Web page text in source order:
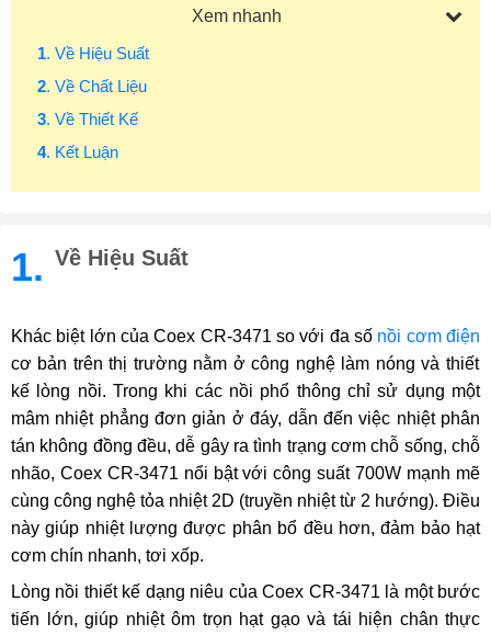
Xem nhanh
1. Về Hiệu Suất
2. Về Chất Liệu
3. Về Thiết Kế
4. Kết Luận
1. Về Hiệu Suất
Khác biệt lớn của Coex CR-3471 so với đa số nồi cơm điện
cơ bản trên thị trường nằm ở công nghệ làm nóng và thiết
kế lòng nồi. Trong khi các nồi phổ thông chỉ sử dụng một
mâm nhiệt phẳng đơn giản ở đáy, dẫn đến việc nhiệt phân
tán không đồng đều, dễ gây ra tình trạng cơm chỗ sống, chỗ
nhão, Coex CR-3471 nổi bật với công suất 700W mạnh mẽ
cùng công nghệ tỏa nhiệt 2D (truyền nhiệt từ 2 hướng). Điều
này giúp nhiệt lượng được phân bổ đều hơn, đảm bảo hạt
cơm chín nhanh, tơi xốp.
Lòng nồi thiết kế dạng niêu của Coex CR-3471 là một bước
tiến lớn, giúp nhiệt ôm trọn hạt gạo và tái hiện chân thực